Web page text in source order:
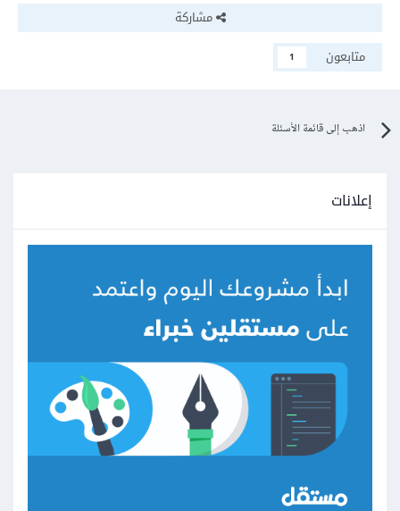
مشاركة
متابعون
1
اذهب إلى قائمة الأسئلة
إعلانات